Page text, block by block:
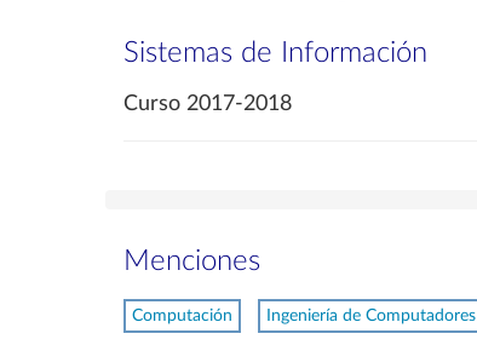
Sistemas de Información
Curso 2017-2018
Menciones
Computación Ingeniería de Computadores